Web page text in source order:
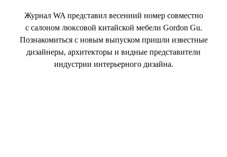
Журнал WA представил весенний номер совместно
с салоном люксовой китайской мебели Gordon Gu.
Познакомиться с новым выпуском пришли известные
дизайнеры, архитекторы и видные представители
индустрии интерьерного дизайна.